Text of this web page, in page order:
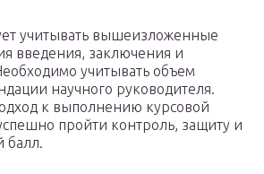
учитывать вышеизложенные
введения, заключения и
учитывать объем
научного руководителя.
к выполнению курсовой
пройти контроль, защиту и
балл.